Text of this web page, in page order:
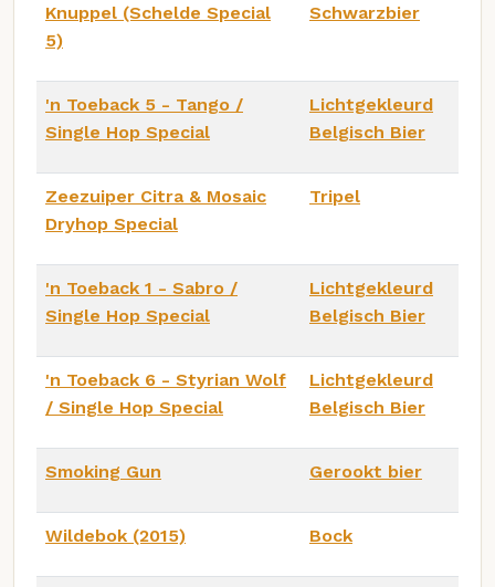
Knuppel (Schelde Special
5)
Schwarzbier
'n Toeback 5 - Tango /
Single Hop Special
Lichtgekleurd
Belgisch Bier
Zeezuiper Citra & Mosaic
Dryhop Special
Tripel
'n Toeback 1 - Sabro /
Single Hop Special
Lichtgekleurd
Belgisch Bier
'n Toeback 6 - Styrian Wolf
/ Single Hop Special
Lichtgekleurd
Belgisch Bier
Smoking Gun Gerookt bier
Wildebok (2015) Bock